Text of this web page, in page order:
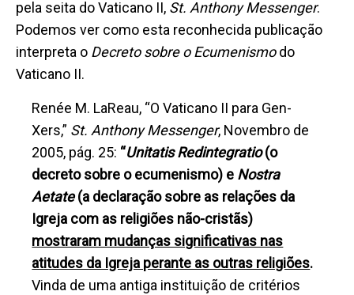
pela seita do Vaticano II, St. Anthony Messenger.
Podemos ver como esta reconhecida publicação
interpreta o Decreto sobre o Ecumenismodo
Vaticano II.
Renée M. LaReau, “O Vaticano II para Gen-
Xers,” St. Anthony Messenger, Novembro de
2005, pág. 25: “Unitatis Redintegratio(o
decreto sobre o ecumenismo) e Nostra
Aetate(a declaração sobre as relações da
Igreja com as religiões não-cristãs)
mostraram mudanças significativas nas
atitudes da Igreja perante as outras religiões.
Vinda de uma antiga instituição de critérios